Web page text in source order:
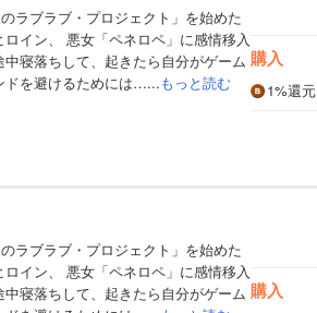
ラブラブ・プロジェクト」を始めた
イン、 悪女「ペネロペ」に感情移入
寝落ちして、起きたら自分がゲーム
ドを避けるためには…...もっと読む
購入
1%還元
ラブラブ・プロジェクト」を始めた
イン、 悪女「ペネロペ」に感情移入
寝落ちして、起きたら自分がゲーム 購入